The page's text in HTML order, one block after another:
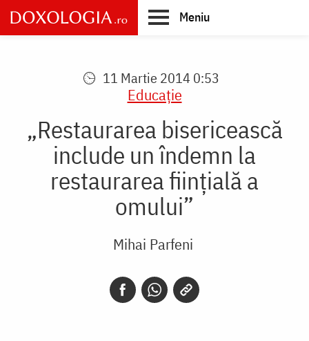
Skip
to
main
Meniu
11 Martie 2014 0:53
Educaţie
„Restaurarea bisericească
include un îndemn la
restaurarea fiinţială a
omului”
Mihai Parfeni